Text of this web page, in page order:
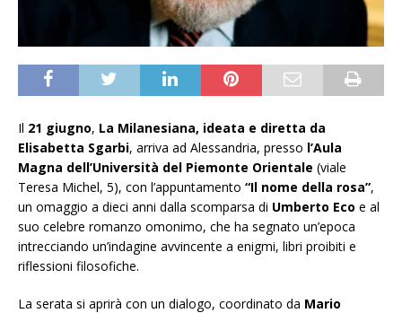
Il 21 giugno, La Milanesiana, ideata e diretta da
Elisabetta Sgarbi, arriva ad Alessandria, presso l’Aula
Magna dell’Università del Piemonte Orientale (viale
Teresa Michel, 5), con l’appuntamento “Il nome della rosa”,
un omaggio a dieci anni dalla scomparsa di Umberto Eco e al
suo celebre romanzo omonimo, che ha segnato un’epoca
intrecciando un’indagine avvincente a enigmi, libri proibiti e
riflessioni filosofiche.
La serata si aprirà con un dialogo, coordinato da Mario